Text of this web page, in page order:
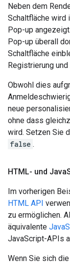
Neben dem
Schaltfläche wird
Pop-up
Pop-up überall
Schaltfläche
Registrierung
Obwohl dies
neue
ohne dass
wird. Setzen Sie
false .
HTML- und Java
Im vorherigen
HTML API
zu ermöglichen.
äquivalente
JavaScript-APIs
Wenn Sie sich